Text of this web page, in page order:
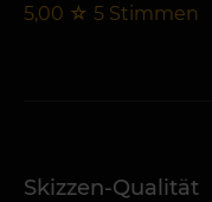
5,00 ☆ 5 Stimmen
Skizzen-Qualität